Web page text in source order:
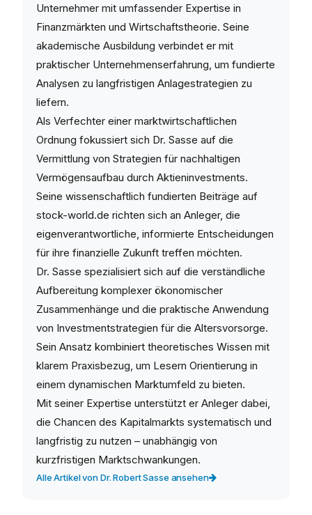
Unternehmer mit umfassender Expertise in
Finanzmärkten und Wirtschaftstheorie. Seine
akademische Ausbildung verbindet er mit
praktischer Unternehmenserfahrung, um fundierte
Analysen zu langfristigen Anlagestrategien zu
liefern.
Als Verfechter einer marktwirtschaftlichen
Ordnung fokussiert sich Dr. Sasse auf die
Vermittlung von Strategien für nachhaltigen
Vermögensaufbau durch Aktieninvestments.
Seine wissenschaftlich fundierten Beiträge auf
stock-world.de richten sich an Anleger, die
eigenverantwortliche, informierte Entscheidungen
für ihre finanzielle Zukunft treffen möchten.
Dr. Sasse spezialisiert sich auf die verständliche
Aufbereitung komplexer ökonomischer
Zusammenhänge und die praktische Anwendung
von Investmentstrategien für die Altersvorsorge.
Sein Ansatz kombiniert theoretisches Wissen mit
klarem Praxisbezug, um Lesern Orientierung in
einem dynamischen Marktumfeld zu bieten.
Mit seiner Expertise unterstützt er Anleger dabei,
die Chancen des Kapitalmarkts systematisch und
langfristig zu nutzen – unabhängig von
kurzfristigen Marktschwankungen.
Alle Artikel von Dr. Robert Sasse ansehen